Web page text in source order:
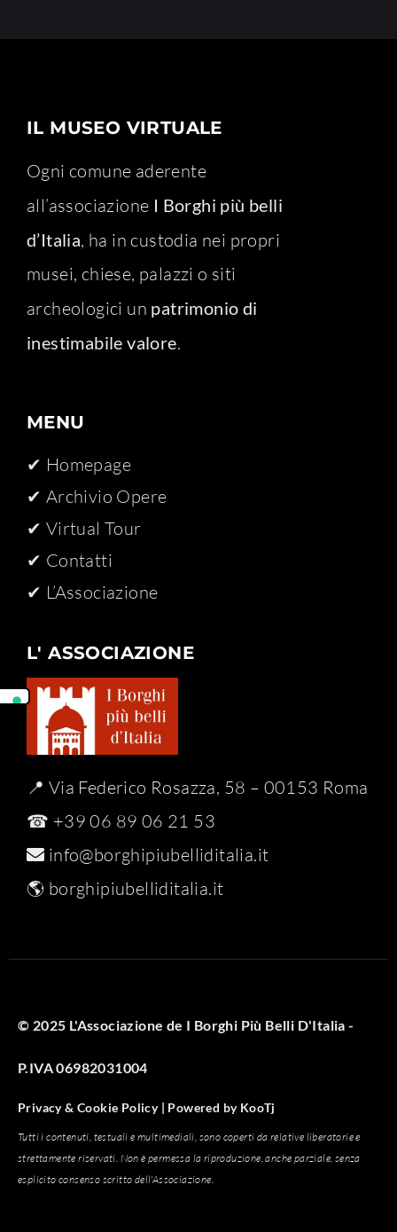
IL MUSEO VIRTUALE
Ogni comune aderente
all’associazione I Borghi più belli
d’Italia, ha in custodia nei propri
musei, chiese, palazzi o siti
archeologici un patrimonio di
inestimabile valore.
MENU
✔ Homepage
✔ Archivio Opere​
✔ Virtual Tour
✔ Contatti
✔ L’Associazione
L' ASSOCIAZIONE
📍 Via Federico Rosazza, 58 – 00153 Roma
☎ +39 06 89 06 21 53
info@borghipiubelliditalia.it
🌎 borghipiubelliditalia.it
© 2025 L'Associazione de I Borghi Più Belli D'Italia -
P.IVA 06982031004
Privacy & Cookie Policy | Powered byKooTj
Tutti i contenuti, testuali e multimediali, sono coperti da relative liberatorie e
strettamente riservati. Non è permessa la riproduzione, anche parziale, senza
esplicito consenso scritto dell'Associazione.